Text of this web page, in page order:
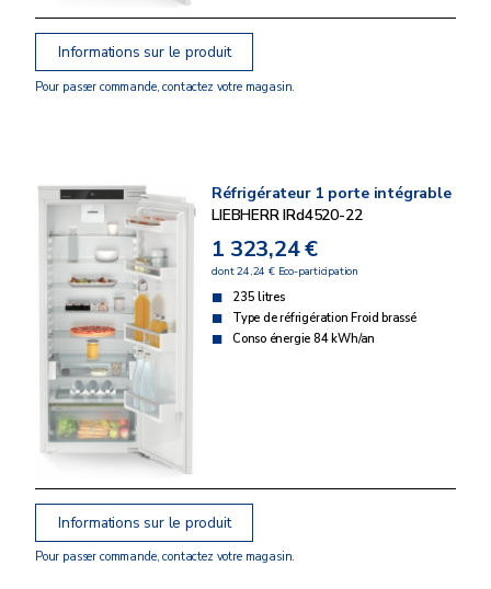
Informations sur le produit
Pour passer commande, contactez votre magasin.
Réfrigérateur 1 porte intégrable
LIEBHERR IRd4520-22
1 323,24 €
dont 24,24 € Eco-participation
235 litres
Type de réfrigération Froid brassé
Conso énergie 84 kWh/an
Informations sur le produit
Pour passer commande, contactez votre magasin.